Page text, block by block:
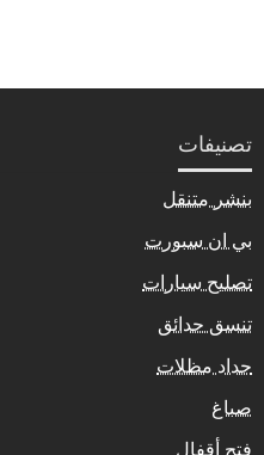
تصنيفات
بنشر متنقل
بي ان سبورت
تصليح سيارات
تنسق حدائق
حداد مظلات
صباغ
فتح أقفال